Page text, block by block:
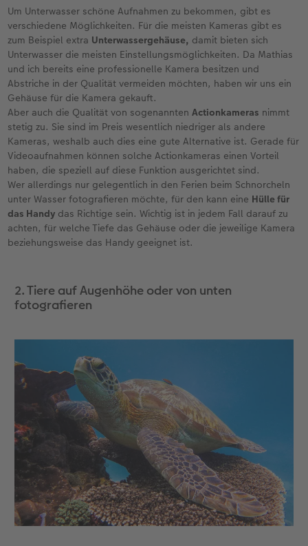
Um Unterwasser schöne Aufnahmen zu bekommen, gibt es
verschiedene Möglichkeiten. Für die meisten Kameras gibt es
zum Beispiel extra Unterwassergehäuse, damit bieten sich
Unterwasser die meisten Einstellungsmöglichkeiten. Da Mathias
und ich bereits eine professionelle Kamera besitzen und
Abstriche in der Qualität vermeiden möchten, haben wir uns ein
Gehäuse für die Kamera gekauft.
Aber auch die Qualität von sogenanntenActionkameras nimmt
stetig zu. Sie sind im Preis wesentlich niedriger als andere
Kameras, weshalb auch dies eine gute Alternative ist. Gerade für
Videoaufnahmen können solche Actionkameras einen Vorteil
haben, die speziell auf diese Funktion ausgerichtet sind.
Wer allerdings nur gelegentlich in den Ferien beim Schnorcheln
unter Wasser fotografieren möchte, für den kann eine Hülle für
das Handy das Richtige sein. Wichtig ist in jedem Fall darauf zu
achten, für welche Tiefe das Gehäuse oder die jeweilige Kamera
beziehungsweise das Handy geeignet ist.
2. Tiere auf Augenhöhe oder von unten
fotografieren